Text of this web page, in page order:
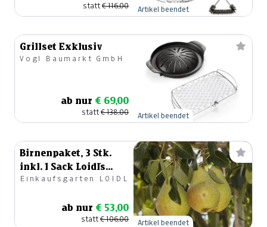
statt€ 116,00 Artikel beendet
Grillset Exklusiv
Vogl Baumarkt GmbH
ab nur € 69,00
statt€ 138,00 Artikel beendet
Birnenpaket, 3 Stk.
inkl. 1 Sack Loidl´s
Spezial Erde 70lt.
Einkaufsgarten LOIDL
ab nur € 53,00
statt€ 106,00 Artikel beendet